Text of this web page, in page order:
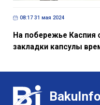
08:17 31 мая 2024
На побережье Каспия
закладки капсулы